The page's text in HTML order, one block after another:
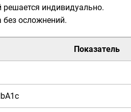
решается индивидуально.
осложнений.
Показатель